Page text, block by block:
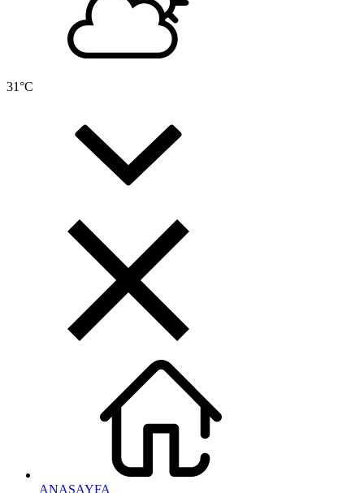
31°C
ANASAYFA